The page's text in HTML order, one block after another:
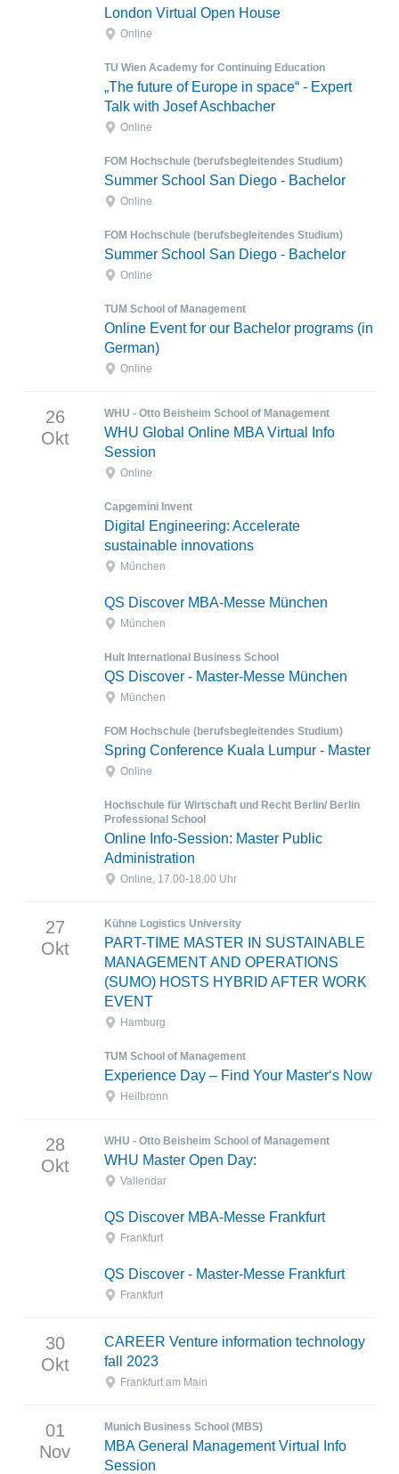
London Virtual Open House
Online
TU Wien Academy for Continuing Education
„The future of Europe in space“ - Expert
Talk with Josef Aschbacher
Online
FOM Hochschule (berufsbegleitendes Studium)
Summer School San Diego - Bachelor
Online
FOM Hochschule (berufsbegleitendes Studium)
Summer School San Diego - Bachelor
Online
TUM School of Management
Online Event for our Bachelor programs (in
German)
Online
26
Okt
WHU - Otto Beisheim School of Management
WHU Global Online MBA Virtual Info
Session
Online
Capgemini Invent
Digital Engineering: Accelerate
sustainable innovations
München
QS Discover MBA-Messe München
München
Hult International Business School
QS Discover - Master-Messe München
München
FOM Hochschule (berufsbegleitendes Studium)
Spring Conference Kuala Lumpur - Master
Online
Hochschule für Wirtschaft und Recht Berlin/ Berlin
Professional School
Online Info-Session: Master Public
Administration
Online, 17.00-18.00 Uhr
27
Okt
Kühne Logistics University
PART-TIME MASTER IN SUSTAINABLE
MANAGEMENT AND OPERATIONS
(SUMO) HOSTS HYBRID AFTER WORK
EVENT
Hamburg
TUM School of Management
Experience Day – Find Your Master‘s Now
Heilbronn
28
Okt
WHU - Otto Beisheim School of Management
WHU Master Open Day:
Vallendar
QS Discover MBA-Messe Frankfurt
Frankfurt
QS Discover - Master-Messe Frankfurt
Frankfurt
30
Okt
CAREER Venture information technology
fall 2023
Frankfurt am Main
01
Nov
Munich Business School (MBS)
MBA General Management Virtual Info
Session